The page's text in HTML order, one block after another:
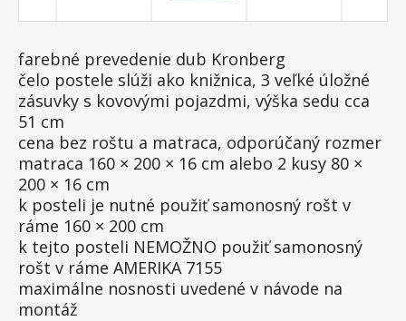
farebné prevedenie dub Kronberg
čelo postele slúži ako knižnica, 3 veľké úložné
zásuvky s kovovými pojazdmi, výška sedu cca
51 cm
cena bez roštu a matraca, odporúčaný rozmer
matraca 160 × 200 × 16 cm alebo 2 kusy 80 ×
200 × 16 cm
k posteli je nutné použiť samonosný rošt v
ráme 160 × 200 cm
k tejto posteli NEMOŽNO použiť samonosný
rošt v ráme AMERIKA 7155
maximálne nosnosti uvedené v návode na
montáž